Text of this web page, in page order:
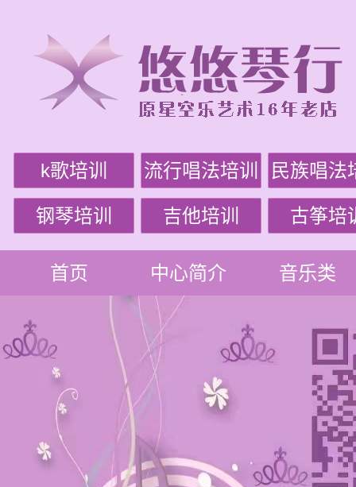
k歌培训 流行唱法培训 民族唱法
钢琴培训 吉他培训 古筝培
首页 中心简介 音乐类